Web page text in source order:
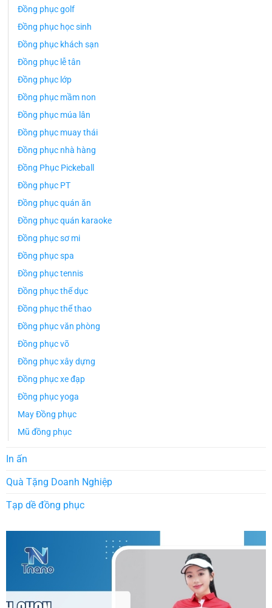
Đồng phục golf
Đồng phục học sinh
Đồng phục khách sạn
Đồng phục lễ tân
Đồng phục lớp
Đồng phục mầm non
Đồng phục múa lân
Đồng phục muay thái
Đồng phục nhà hàng
Đồng Phục Pickeball
Đồng phục PT
Đồng phục quán ăn
Đồng phục quán karaoke
Đồng phục sơ mi
Đồng phục spa
Đồng phục tennis
Đồng phục thể dục
Đồng phục thể thao
Đồng phục văn phòng
Đồng phục võ
Đồng phục xây dựng
Đồng phục xe đạp
Đồng phục yoga
May Đồng phục
Mũ đồng phục
In ấn
Quà Tặng Doanh Nghiệp
Tạp dề đồng phục